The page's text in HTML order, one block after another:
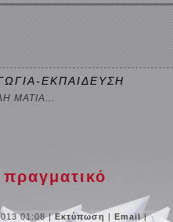
ΕΚΠΑΙΔΕΥΣΗ
ΜΑΤΙΑ...
01:08|Εκτύπωση |Email|